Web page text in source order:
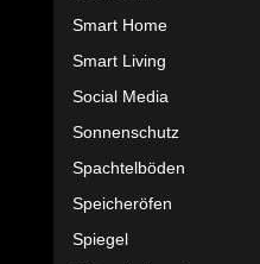
Smart Home
Smart Living
Social Media
Sonnenschutz
Spachtelböden
Speicheröfen
Spiegel